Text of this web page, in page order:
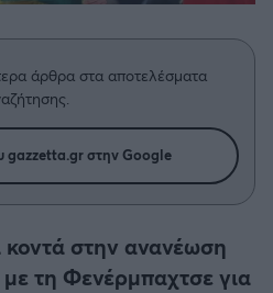
άρθρα στα αποτελέσματα
gazzetta.gr στην Google
κοντά στην ανανέωση
τη Φενέρμπαχτσε για